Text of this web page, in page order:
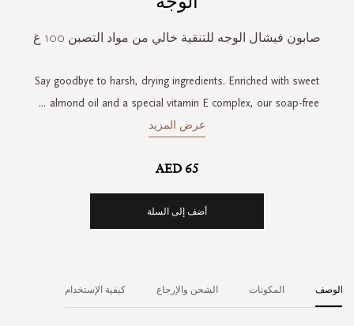
imagesصابون فيشال الوجه للتنقية خالي من مواد التصبن 100 غ
Say goodbye to harsh, drying ingredients. Enriched with sweet
almond oil and a special vitamin E complex, our soap-free
...
عرض المزيد
AED 65
أضف إلى السلة
الوصف المكونات الشحن والإرجاع كيفية الإستخدام